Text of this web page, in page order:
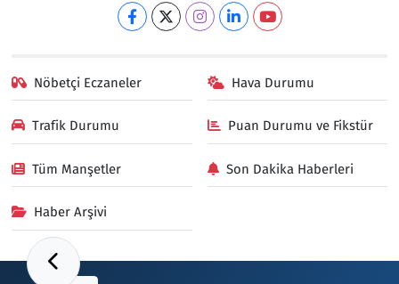
Nöbetçi Eczaneler Hava Durumu
Trafik Durumu Puan Durumu ve Fikstür
Tüm Manşetler Son Dakika Haberleri
Haber Arşivi